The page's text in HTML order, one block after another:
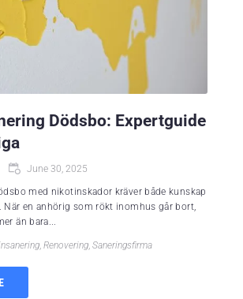
Dödsbo: Expertguide
June 30, 2025
med nikotinskador kräver både kunskap
När en anhörig som rökt inomhus går bort,
än bara...
, Renovering, Saneringsfirma